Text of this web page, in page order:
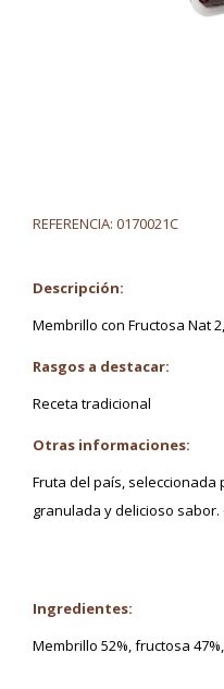
REFERENCIA: 0170021C
Descripción:
Membrillo con Fructosa Nat
Rasgos a destacar:
Receta tradicional
Otras informaciones:
Fruta del país,
granulada y delicioso
Ingredientes:
Membrillo 52%, fructosa